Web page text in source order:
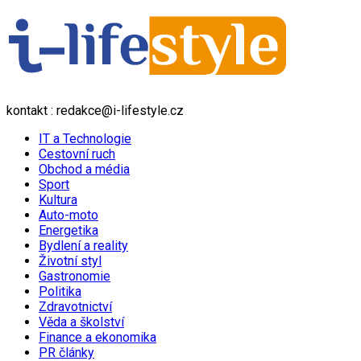
kontakt : redakce@i-lifestyle.cz
IT a Technologie
Cestovní ruch
Obchod a média
Sport
Kultura
Auto-moto
Energetika
Bydlení a reality
Životní styl
Gastronomie
Politika
Zdravotnictví
Věda a školství
Finance a ekonomika
PR články